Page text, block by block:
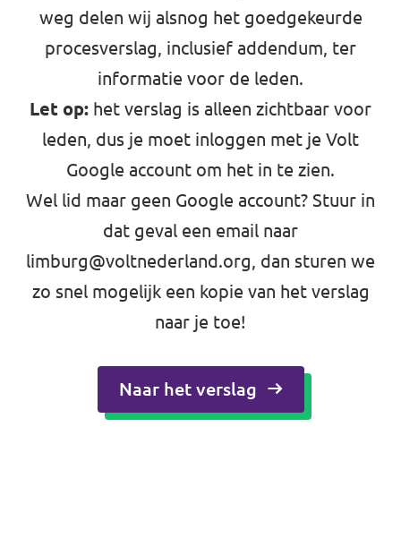
weg delen wij alsnog het goedgekeurde
procesverslag, inclusief addendum, ter
informatie voor de leden.
Let op: het verslag is alleen zichtbaar voor
leden, dus je moet inloggen met je Volt
Google account om het in te zien.
Wel lid maar geen Google account? Stuur in
dat geval een email naar
limburg@voltnederland.org, dan sturen we
zo snel mogelijk een kopie van het verslag
naar je toe!
Naar het verslag